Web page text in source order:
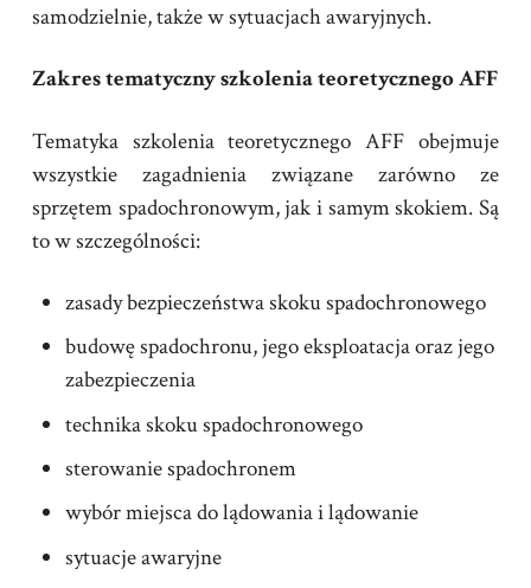
samodzielnie, także w sytuacjach awaryjnych.
Zakres tematyczny szkolenia teoretycznego AFF
Tematyka szkolenia teoretycznego AFF obejmuje
wszystkie zagadnienia związane zarówno ze
sprzętem spadochronowym, jak i samym skokiem. Są
to w szczególności:
zasady bezpieczeństwa skoku spadochronowego
budowę spadochronu, jego eksploatacja oraz jego
zabezpieczenia
technika skoku spadochronowego
sterowanie spadochronem
wybór miejsca do lądowania i lądowanie
sytuacje awaryjne